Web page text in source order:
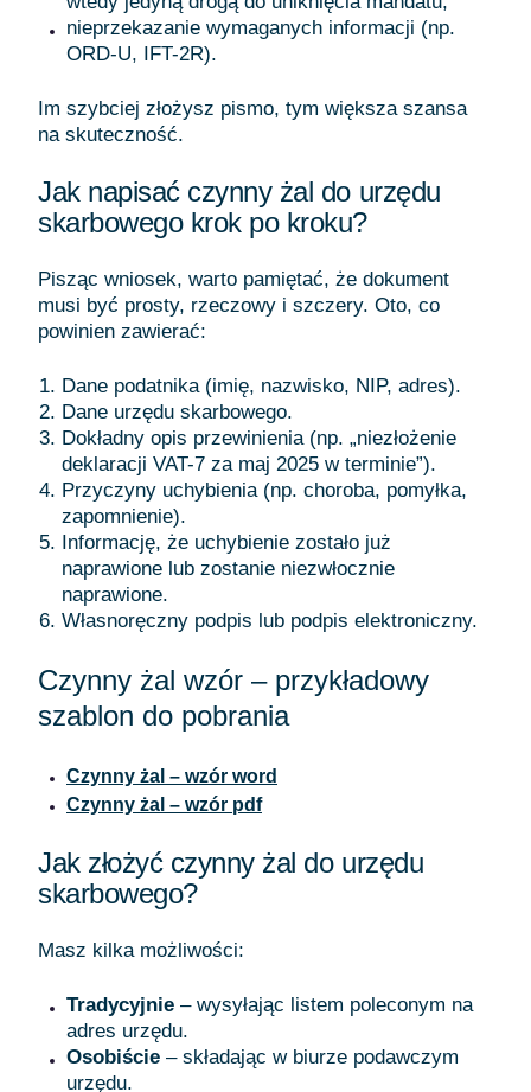
nieprzekazanie wymaganych informacji (np.
ORD-U, IFT-2R).
Im szybciej złożysz pismo, tym większa szansa
na skuteczność.
Jak napisać czynny żal do urzędu
skarbowego krok po kroku?
Pisząc wniosek, warto pamiętać, że dokument
musi być prosty, rzeczowy i szczery. Oto, co
powinien zawierać:
Dane podatnika (imię, nazwisko, NIP, adres).
Dane urzędu skarbowego.
Dokładny opis przewinienia (np. „niezłożenie
deklaracji VAT-7 za maj 2025 w terminie”).
Przyczyny uchybienia (np. choroba, pomyłka,
zapomnienie).
Informację, że uchybienie zostało już
naprawione lub zostanie niezwłocznie
naprawione.
Własnoręczny podpis lub podpis elektroniczny.
Czynny żal wzór – przykładowy
szablon do pobrania
Czynny żal – wzór word
Czynny żal – wzór pdf
Jak złożyć czynny żal do urzędu
skarbowego?
Masz kilka możliwości:
Tradycyjnie – wysyłając listem poleconym na
adres urzędu.
Osobiście – składając w biurze podawczym
urzędu.